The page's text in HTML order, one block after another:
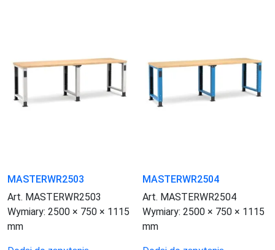
MASTERWR2503
Art. MASTERWR2503
Wymiary: 2500 × 750 × 1115
mm
MASTERWR2504
Art. MASTERWR2504
Wymiary:2500 × 750 × 1115
mm